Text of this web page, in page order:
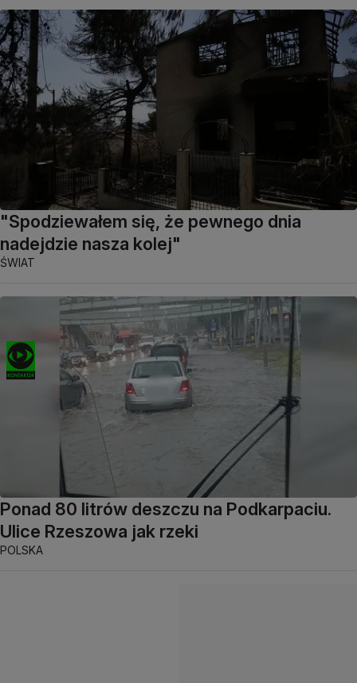
"Spodziewałem się, że pewnego dnia
nadejdzie nasza kolej"
ŚWIAT
Ponad 80 litrów deszczu na Podkarpaciu.
Ulice Rzeszowa jak rzeki
POLSKA